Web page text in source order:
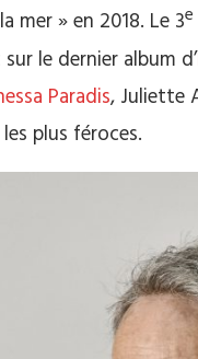
mer » en 2018. Le 3e
le dernier album d’
Paradis, Juliette
plus féroces.